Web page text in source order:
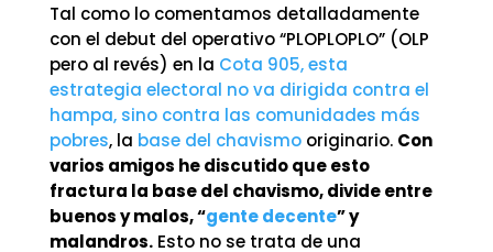
Tal como lo comentamos detalladamente
con el debut del operativo “PLOPLOPLO” (OLP
pero al revés) en la Cota 905, esta
estrategia electoral no va dirigida contra el
hampa, sino contra las comunidades más
pobres, la base del chavismooriginario. Con
varios amigos he discutido que esto
fractura la base del chavismo, divide entre
buenos y malos, “gente decente” y
malandros.Esto no se trata de una